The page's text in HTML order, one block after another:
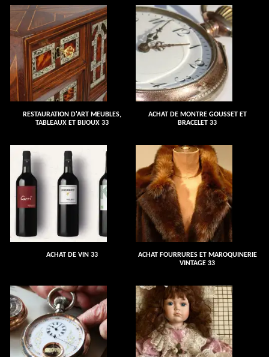
RESTAURATION D'ART MEUBLES,
TABLEAUX ET BIJOUX 33
ACHAT DE MONTRE GOUSSET ET
BRACELET 33
ACHAT DE VIN 33
ACHAT FOURRURES ET MAROQUINERIE
VINTAGE 33